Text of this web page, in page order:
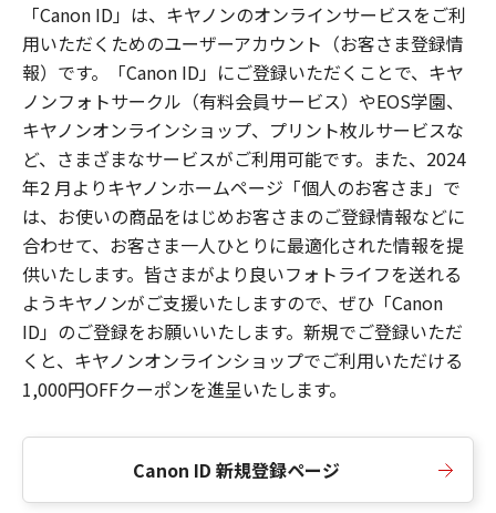
「Canon ID」は、キヤノンのオンラインサービスをご利
用いただくためのユーザーアカウント（お客さま登録情
報）です。「Canon ID」にご登録いただくことで、キヤ
ノンフォトサークル（有料会員サービス）やEOS学園、
キヤノンオンラインショップ、プリント枚ルサービスな
ど、さまざまなサービスがご利用可能です。また、2024
年2 月よりキヤノンホームページ「個人のお客さま」で
は、お使いの商品をはじめお客さまのご登録情報などに
合わせて、お客さま一人ひとりに最適化された情報を提
供いたします。皆さまがより良いフォトライフを送れる
ようキヤノンがご支援いたしますので、ぜひ「Canon
ID」のご登録をお願いいたします。新規でご登録いただ
くと、キヤノンオンラインショップでご利用いただける
1,000円OFFクーポンを進呈いたします。
Canon ID 新規登録ページ